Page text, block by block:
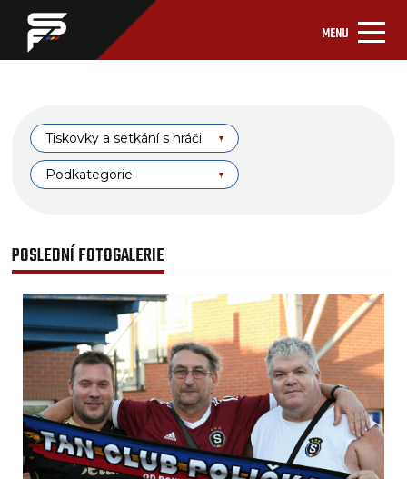
MENU
Tiskovky a setkání s hráči
Podkategorie
POSLEDNÍ FOTOGALERIE